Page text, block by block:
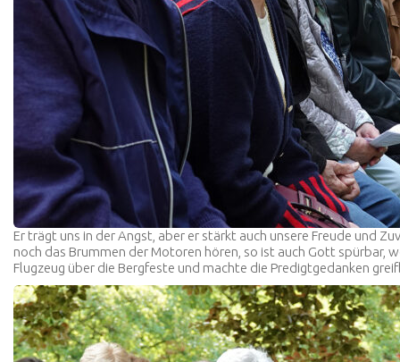
Er trägt uns in der Angst, aber er stärkt auch unsere Freude und
noch das Brummen der Motoren hören, so ist auch Gott spürbar,
Flugzeug über die Bergfeste und machte die Predigtgedanken